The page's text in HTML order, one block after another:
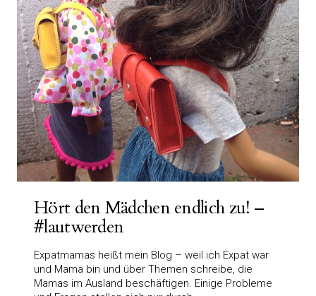
Hört den Mädchen endlich zu! –
#lautwerden
Expatmamas heißt mein Blog – weil ich Expat war
und Mama bin und über Themen schreibe, die
Mamas im Ausland beschäftigen. Einige Probleme